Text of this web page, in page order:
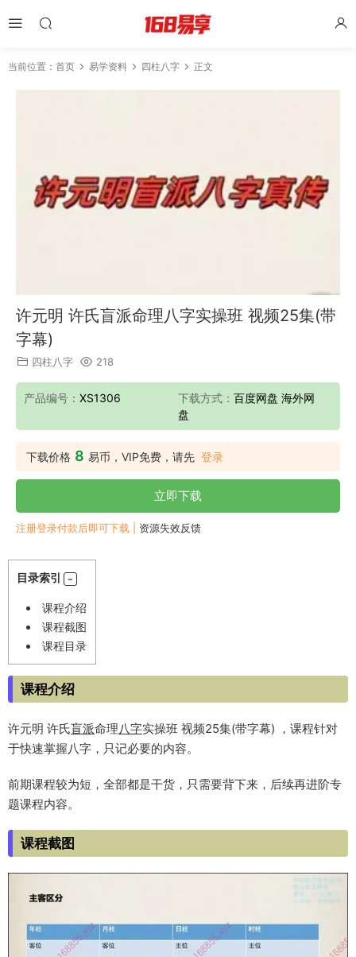
当前位置： 首页 易学资料 四柱八字 正文
许元明 许氏盲派命理八字实操班 视频25集(带
字幕)
四柱八字 218
产品编号： XS1306 下载方式： 百度网盘 海外网
盘
下载价格 8 易币，VIP免费，请先 登录
立即下载
注册登录付款后即可下载 | 资源失效反馈
目录索引
课程介绍
课程截图
课程目录
课程介绍
许元明 许氏盲派命理八字实操班 视频25集(带字幕) ，课程针对
于快速掌握八字，只记必要的内容。
前期课程较为短，全部都是干货，只需要背下来，后续再进阶专
题课程内容。
课程截图